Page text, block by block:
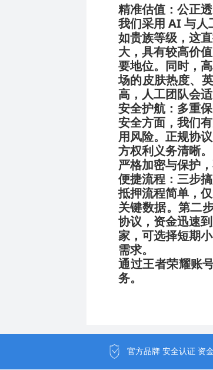
精准估值：公正
我们采用 AI 与人
如贵族等级，这
大，具有较高价
要地位。同时，
场的皮肤热度、
高，人工团队会
安全护航：多重
安全方面，我们
用风险。正规协
方权利义务清晰
严格加密与保护
便捷流程：三步
抵押流程简单，
关键数据。第二
协议，资金迅速
家，可选择短期
需求。
通过王者荣耀账
务。
官方品牌 安全认证 资